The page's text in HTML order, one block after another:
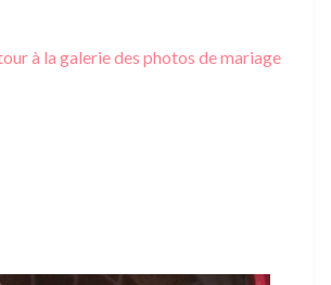
à la galerie des photos de mariage